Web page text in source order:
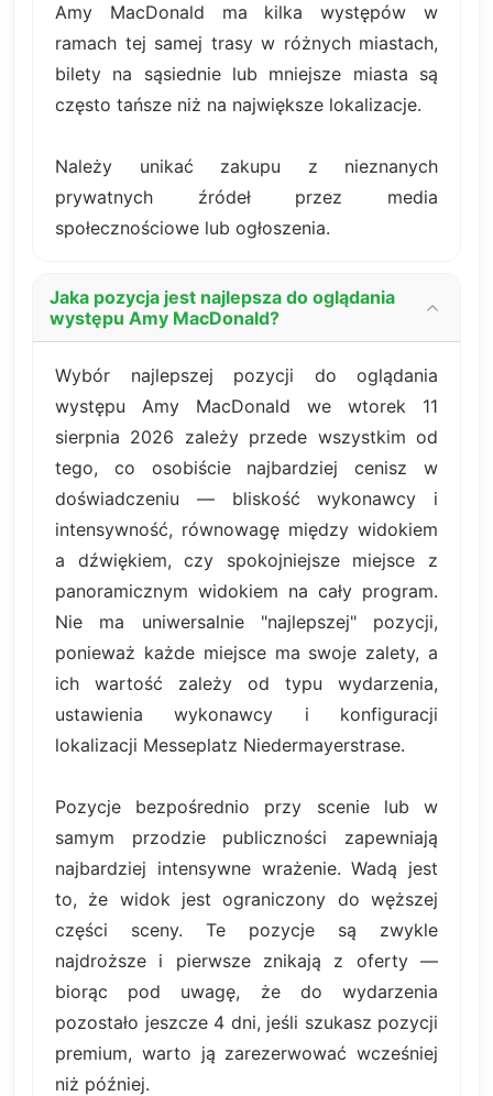
Amy MacDonald ma kilka występów w
ramach tej samej trasy w różnych miastach,
bilety na sąsiednie lub mniejsze miasta są
często tańsze niż na największe lokalizacje.
Należy unikać zakupu z nieznanych
prywatnych źródeł przez media
społecznościowe lub ogłoszenia.
Jaka pozycja jest najlepsza do oglądania
występu Amy MacDonald?
Wybór najlepszej pozycji do oglądania
występu Amy MacDonald we wtorek 11
sierpnia 2026 zależy przede wszystkim od
tego, co osobiście najbardziej cenisz w
doświadczeniu — bliskość wykonawcy i
intensywność, równowagę między widokiem
a dźwiękiem, czy spokojniejsze miejsce z
panoramicznym widokiem na cały program.
Nie ma uniwersalnie "najlepszej" pozycji,
ponieważ każde miejsce ma swoje zalety, a
ich wartość zależy od typu wydarzenia,
ustawienia wykonawcy i konfiguracji
lokalizacji Messeplatz Niedermayerstrase.
Pozycje bezpośrednio przy scenie lub w
samym przodzie publiczności zapewniają
najbardziej intensywne wrażenie. Wadą jest
to, że widok jest ograniczony do węższej
części sceny. Te pozycje są zwykle
najdroższe i pierwsze znikają z oferty —
biorąc pod uwagę, że do wydarzenia
pozostało jeszcze 4 dni, jeśli szukasz pozycji
premium, warto ją zarezerwować wcześniej
niż później.